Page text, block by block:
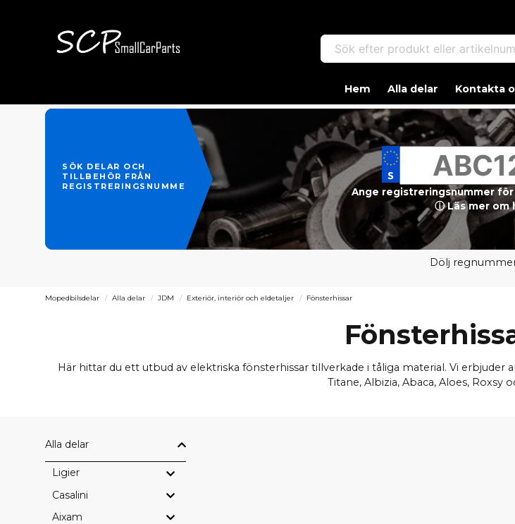
Sök efter produkt eller
Hem Alla delar Kontakta
SÖK DELAR OCH
TILLBEHÖR FRÅN
REGISTRERINGSNUMMER
Ange registreringsnummer
ⓘ Läs mer om
Dölj
Mopedbilsdelar Alla delar JDM Exteriör, interiör och eldetaljer Fönsterhissar
Här hittar du ett utbud av elektriska fönsterhissar tillverkade i tåliga material. Vi
Titane, Albizia, Abaca, Aloes, Roxsy
Alla delar
Ligier
Casalini
Aixam